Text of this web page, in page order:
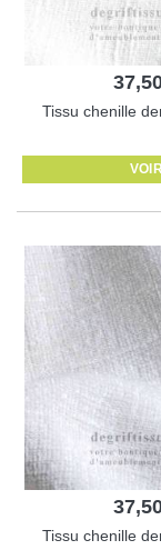
Tissu chenille
VOIR
Tissu chenille